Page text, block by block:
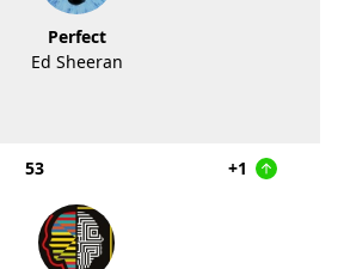
Perfect
Ed Sheeran
53 +1